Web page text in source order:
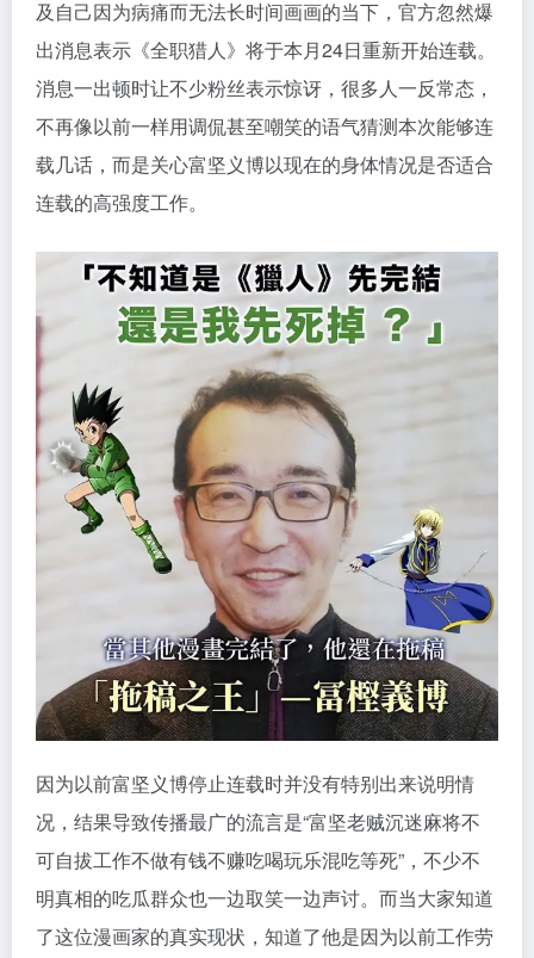
及自己因为病痛而无法长时间画画的当下，官方忽然爆
出消息表示《全职猎人》将于本月24日重新开始连载。
消息一出顿时让不少粉丝表示惊讶，很多人一反常态，
不再像以前一样用调侃甚至嘲笑的语气猜测本次能够连
载几话，而是关心富坚义博以现在的身体情况是否适合
连载的高强度工作。
因为以前富坚义博停止连载时并没有特别出来说明情
况，结果导致传播最广的流言是“富坚老贼沉迷麻将不
可自拔工作不做有钱不赚吃喝玩乐混吃等死”，不少不
明真相的吃瓜群众也一边取笑一边声讨。而当大家知道
了这位漫画家的真实现状，知道了他是因为以前工作劳